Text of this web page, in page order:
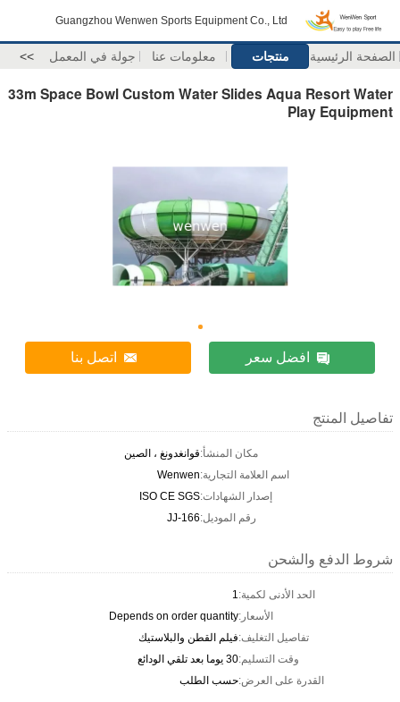
Guangzhou Wenwen Sports Equipment Co., Ltd
الصفحة الرئيسية منتجات معلومات عنا جولة في المعمل >>
33m Space Bowl Custom Water Slides Aqua Resort Water
Play Equipment
افضل سعر اتصل بنا
تفاصيل المنتج
مكان المنشأ:قوانغدونغ ، الصين
اسم العلامة التجارية:Wenwen
إصدار الشهادات:ISO CE SGS
رقم الموديل:JJ-166
شروط الدفع والشحن
الحد الأدنى لكمية:1
الأسعار:Depends on order quantity
تفاصيل التغليف:فيلم القطن والبلاستيك
وقت التسليم:30 يوما بعد تلقي الودائع
القدرة على العرض:حسب الطلب